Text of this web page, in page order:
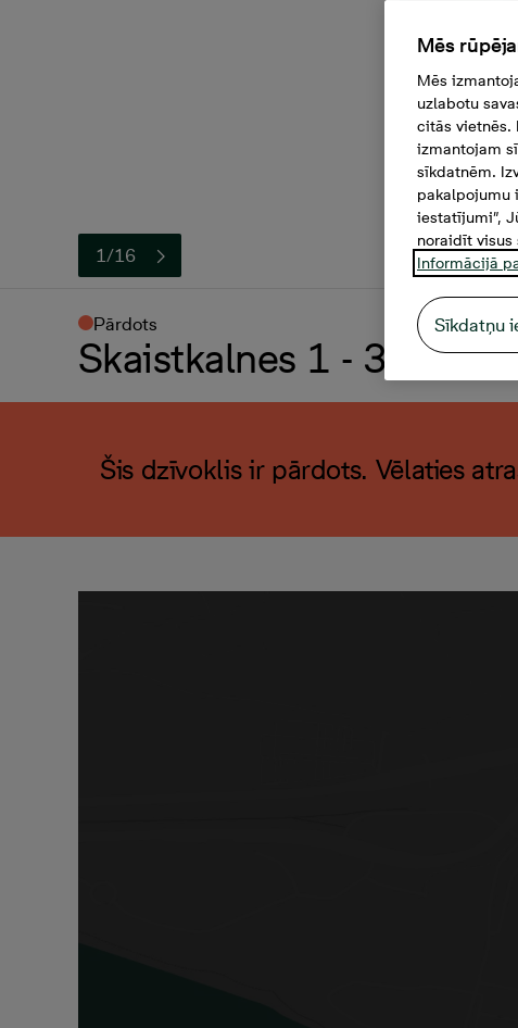
1/16
Pārdots
Skaistkalnes 1 - 31, 2 -
Šis dzīvoklis ir pārdots. Vēlaties
Mēs
Mēs
uzlabotu
citās vietnēs.
izmantojam
sīkdatnēm.
pakalpojumu
iestatījumi”,
noraidīt visus
Informācijā
Sīkdatņu